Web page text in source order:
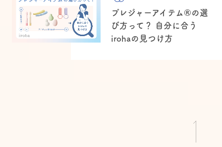
プレジャーアイテム®の選
び方って？ 自分に合う
irohaの見つけ方